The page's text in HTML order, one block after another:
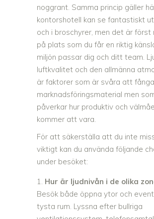
noggrant. Samma princip gäller
kontorshotell kan se fantastiskt
och i broschyrer, men det är först
på plats som du får en riktig
miljön passar dig och ditt team.
luftkvalitet och den allmänna
är faktorer som är svåra att
marknadsföringsmaterial men
påverkar hur produktiv och
kommer att vara.
För att säkerställa att du inte
viktigt kan du använda följande
under besöket:
Hur är ljudnivån i de olika
Besök både öppna ytor och
tysta rum. Lyssna efter bullriga